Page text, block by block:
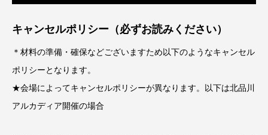
キャンセルポリシー（必ずお読みください）
＊材料の準備・確保などございますため以下のようなキャンセル
ポリシーとなります。
★会場によってキャンセルポリシーが異なります。以下は北品川
アルカディア開催の場合